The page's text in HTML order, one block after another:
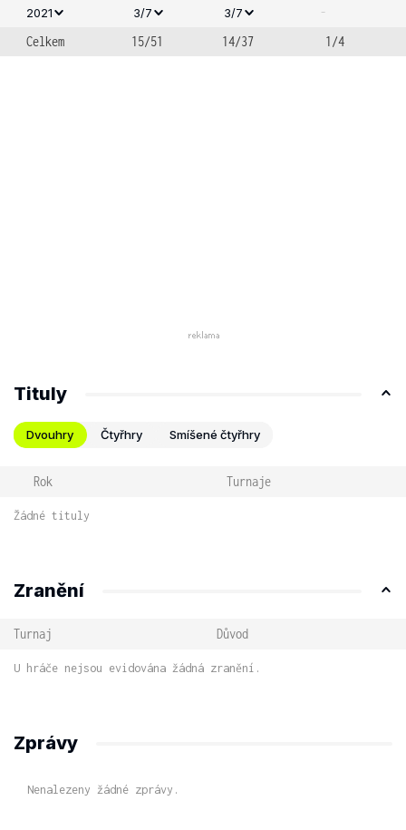
2021
3/7 3/7
-
Celkem
15/51 14/37 1/4
Tituly
Dvouhry Čtyřhry Smíšené čtyřhry
Rok Turnaje
Žádné tituly
Zranění
Turnaj Důvod
U hráče nejsou evidována žádná zranění.
Zprávy
Nenalezeny žádné zprávy.